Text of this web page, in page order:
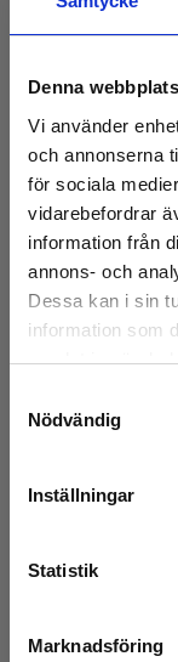
Denna
Vi använder
och annonserna
för sociala
vidarebefordrar
information från
annons- och
Dessa kan i sin
information som
samlat in när du
Nödvändig
Inställningar
Statistik
Marknadsföring
EAN